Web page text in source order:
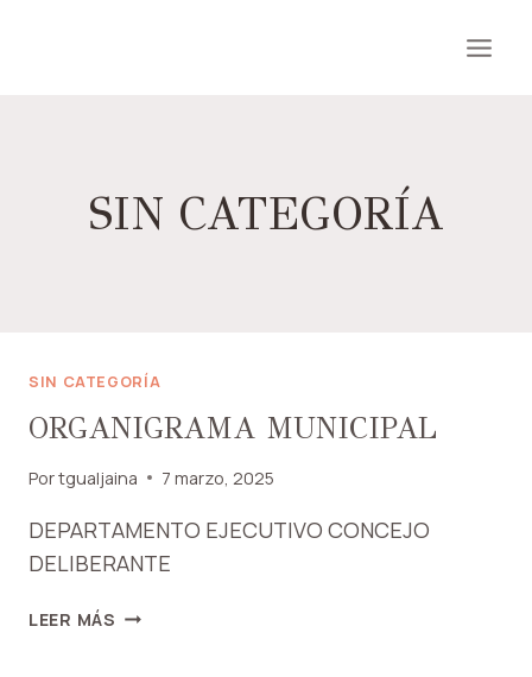
SIN CATEGORÍA
SIN CATEGORÍA
ORGANIGRAMA MUNICIPAL
Portgualjaina 7 marzo, 2025
DEPARTAMENTO EJECUTIVO CONCEJO
DELIBERANTE
LEER MÁS ORGANIGRAMA